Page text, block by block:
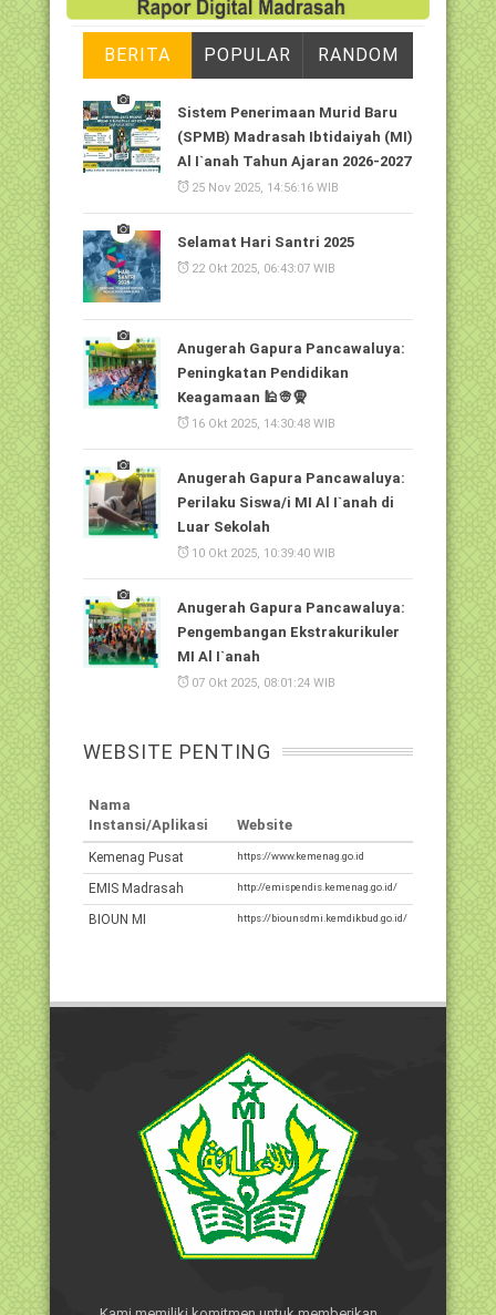
BERITA POPULAR RANDOM
Sistem Penerimaan Murid Baru
(SPMB) Madrasah Ibtidaiyah (MI)
Al I`anah Tahun Ajaran 2026-2027
25 Nov 2025, 14:56:16 WIB
Selamat Hari Santri 2025
22 Okt 2025, 06:43:07 WIB
Anugerah Gapura Pancawaluya:
Peningkatan Pendidikan
Keagamaan 🕌👳🧕
16 Okt 2025, 14:30:48 WIB
Anugerah Gapura Pancawaluya:
Perilaku Siswa/i MI Al I`anah di
Luar Sekolah
10 Okt 2025, 10:39:40 WIB
Anugerah Gapura Pancawaluya:
Pengembangan Ekstrakurikuler
MI Al I`anah
07 Okt 2025, 08:01:24 WIB
WEBSITE PENTING
Nama
Instansi/Aplikasi
Website
Kemenag Pusat https://www.kemenag.go.id
EMIS Madrasah http://emispendis.kemenag.go.id/
BIOUN MI https://biounsdmi.kemdikbud.go.id/